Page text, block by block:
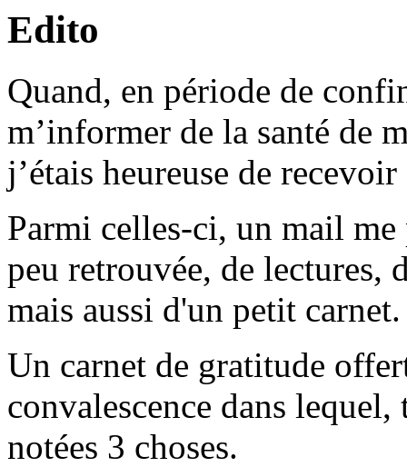
Edito
Quand, en période de
m’informer de la santé de
j’étais heureuse de
Parmi celles-ci, un mail
peu retrouvée, de lectures,
mais aussi d'un petit carnet.
Un carnet de gratitude
convalescence dans
notées 3 choses.